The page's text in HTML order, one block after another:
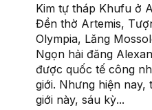
Kim tự tháp Khufu ở
Đền thờ Artemis,
Olympia, Lăng
Ngọn hải đăng
được quốc tế công
giới. Nhưng hiện
giới này, sáu kỳ...